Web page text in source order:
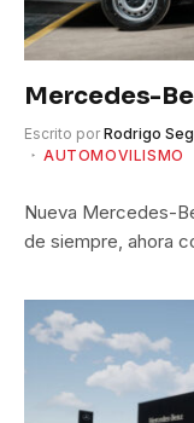
Mercedes-
Escrito por Rodrigo
AUTOMOVILISMO
Nueva Mercedes-
de siempre, ahora